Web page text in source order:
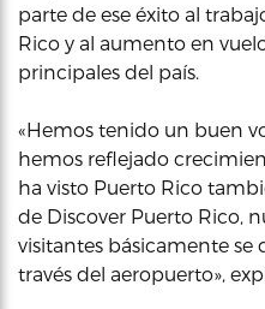
parte de ese éxito al
Rico y al aumento en
principales del país.
«Hemos tenido un buen
hemos reflejado
ha visto Puerto Rico
de Discover Puerto Rico,
visitantes básicamente se
través del aeropuerto»,